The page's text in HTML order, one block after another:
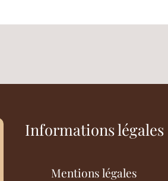
Informations légales
Mentions légales